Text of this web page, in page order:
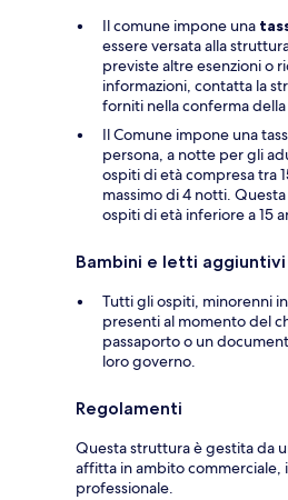
Il comune impone una
essere versata alla
previste altre esenzioni o
informazioni, contatta la
forniti nella conferma
Il Comune impone una
persona, a notte per gli
ospiti di età compresa tra
massimo di 4 notti.
ospiti di età inferiore a 15
Bambini e letti aggiuntivi
Tutti gli ospiti, minorenni
presenti al momento del
passaporto o un
loro governo.
Regolamenti
Questa struttura è gestita da
affitta in ambito commerciale,
professionale.